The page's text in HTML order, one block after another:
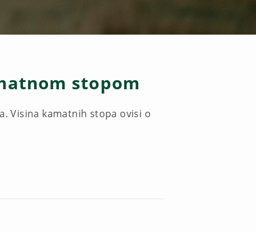
stopom
Visina kamatnih stopa ovisi o